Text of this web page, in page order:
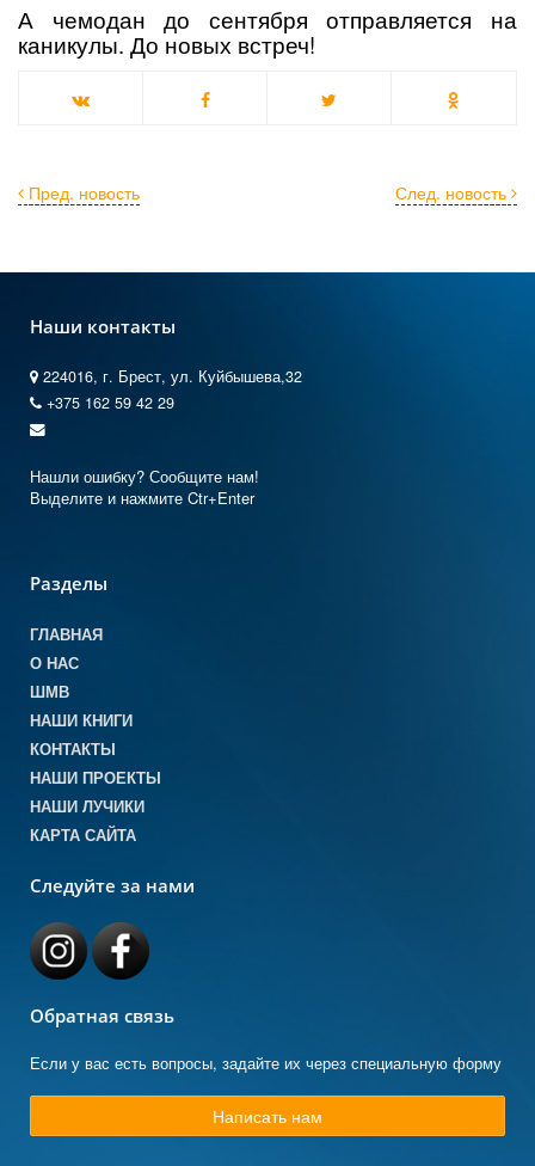
А чемодан до сентября отправляется на
каникулы. До новых встреч!
След. новость
Пред. новость
Наши контакты
224016, г. Брест, ул. Куйбышева,32
+375 162 59 42 29
Нашли ошибку? Сообщите нам!
Выделите и нажмите Ctr+Enter
Разделы
ГЛАВНАЯ
О НАС
ШМВ
НАШИ КНИГИ
КОНТАКТЫ
НАШИ ПРОЕКТЫ
НАШИ ЛУЧИКИ
КАРТА САЙТА
Следуйте за нами
Обратная связь
Если у вас есть вопросы, задайте их через специальную форму
Написать нам